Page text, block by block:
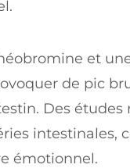
et
de pic
Des études
intestinales,
émotionnel.